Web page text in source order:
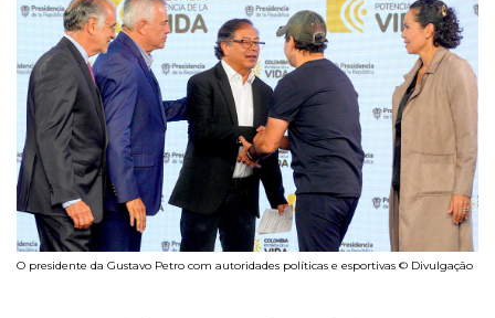
O presidente da Gustavo Petro com autoridades políticas e esportivas © Divulgação